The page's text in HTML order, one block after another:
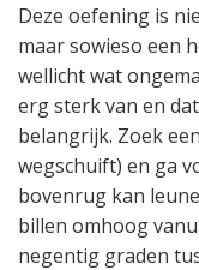
Deze oefening is
maar sowieso een
wellicht wat
erg sterk van en
belangrijk. Zoek
wegschuift) en ga
bovenrug kan
billen omhoog
negentig graden